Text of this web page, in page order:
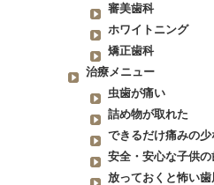
審美歯科
ホワイトニング
矯正歯科
治療メニュー
虫歯が痛い
詰め物が取れた
できるだけ痛みの
安全・安心な子供
放っておくと怖い